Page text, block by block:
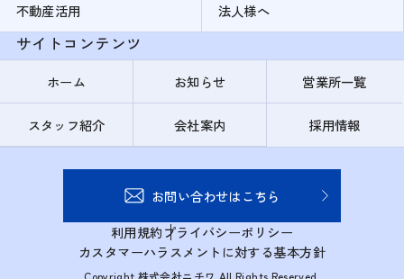
不動産活用
法人様へ
サイトコンテンツ
ホーム お知らせ 営業所一覧
スタッフ紹介 会社案内 採用情報
お問い合わせはこちら
利用規約プライバシーポリシー
カスタマーハラスメントに対する基本方針